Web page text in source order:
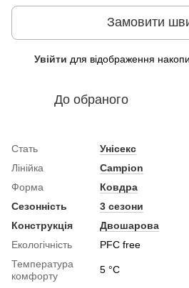
Замовити
Увійти для відображення
До обраного
Стать
Унісекс
Лінійка
Campion
Форма
Ковдра
Сезонність
3 сезони
Конструкція
Двошарова
Екологічність
PFC free
Температура
комфорту
5 °C